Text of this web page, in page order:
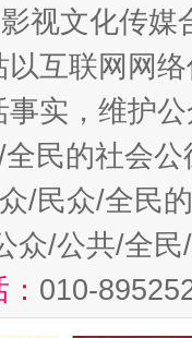
视文化传
互联网网
事实，维护
民的社会公
/民众/全民
众/公共/全
010-